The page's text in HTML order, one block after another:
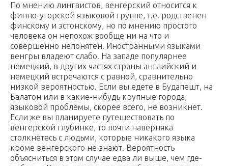
По мнению лингвистов, венгерский относится к
финно-угорской языковой группе, т.е. родственен
финскому и эстонскому, но по мнению простого
человека он непохож вообще ни на что и
совершенно непонятен. Иностранными языками
венгры владеют слабо. На западе популярнее
немецкий, в других частях страны английский и
немецкий встречаются с равной, сравнительно
низкой вероятностью. Если вы едете в Будапешт, на
Балатон или в какие-нибудь крупные города,
языковой проблемы, скорее всего, не возникнет.
Если же вы планируете путешествовать по
венгерской глубинке, то почти наверняка
столкнётесь с людьми, которые никакого языка
кроме венгерского не знают. Вероятность
объясниться в этом случае едва ли выше, чем где-